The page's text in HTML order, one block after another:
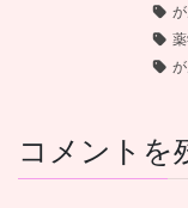
コメントを